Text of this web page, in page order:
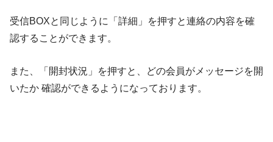
受信BOXと同じように「詳細」を押すと連絡の内容を確
認することができます。
また、「開封状況」を押すと、どの会員がメッセージを開
いたか 確認ができるようになっております。